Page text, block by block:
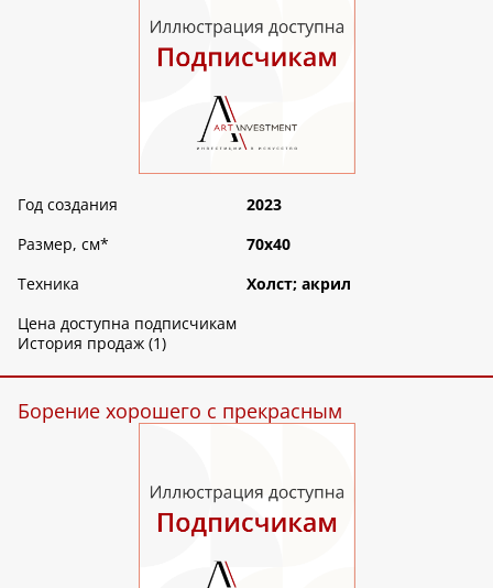
Год создания
2023
Размер, см*
70х40
Техника
Холст; акрил
Цена доступна подписчикам
История продаж (1)
Борение хорошего с прекрасным